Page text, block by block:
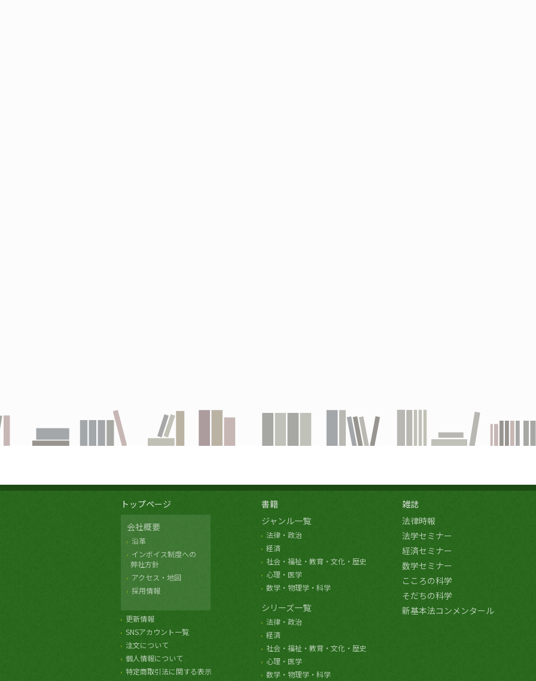
トップページ
会社概要
沿革
インボイス制度への
弊社方針
アクセス・地図
採用情報
更新情報
SNSアカウント一覧
注文について
個人情報について
特定商取引法に関する表示
書籍
ジャンル一覧
法律・政治
経済
社会・福祉・教育・文化・歴史
心理・医学
数学・物理学・科学
シリーズ一覧
法律・政治
経済
社会・福祉・教育・文化・歴史
心理・医学
数学・物理学・科学
雑誌
法律時報
法学セミナー
経済セミナー
数学セミナー
こころの科学
そだちの科学
新基本法コンメンタール